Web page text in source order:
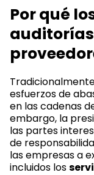
Por qué
esfuerzos de
en las cadenas
embargo, la
las partes
de
las empresas a
incluidos los